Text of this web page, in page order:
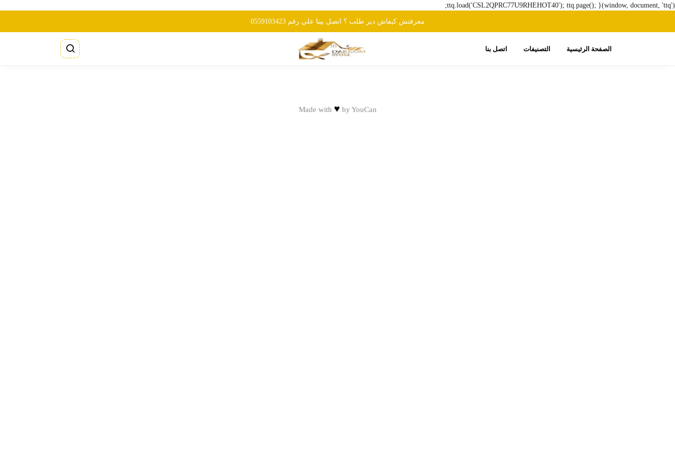
ttq.load('CSL2QPRC77U9RHEHOT40'); ttq.page(); }(window, document, 'ttq');
معرفتش كيفاش دير طلب ؟ اتصل بينا علي رقم 0559103423
الصفحة الرئيسية التصنيفات اتصل بنا
Made with ♥ by YouCan